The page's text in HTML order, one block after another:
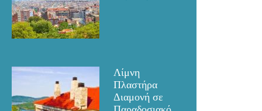
Λίμνη
Πλαστήρα
Διαμονή σε